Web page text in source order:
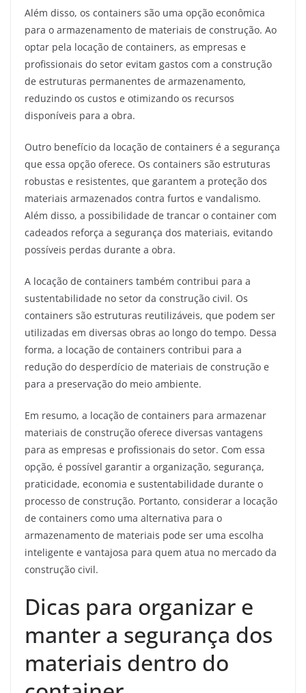
Além disso, os containers são uma opção econômica
para o armazenamento de materiais de construção. Ao
optar pela locação de containers, as empresas e
profissionais do setor evitam gastos com a construção
de estruturas permanentes de armazenamento,
reduzindo os custos e otimizando os recursos
disponíveis para a obra.
Outro benefício da locação de containers é a segurança
que essa opção oferece. Os containers são estruturas
robustas e resistentes, que garantem a proteção dos
materiais armazenados contra furtos e vandalismo.
Além disso, a possibilidade de trancar o container com
cadeados reforça a segurança dos materiais, evitando
possíveis perdas durante a obra.
A locação de containers também contribui para a
sustentabilidade no setor da construção civil. Os
containers são estruturas reutilizáveis, que podem ser
utilizadas em diversas obras ao longo do tempo. Dessa
forma, a locação de containers contribui para a
redução do desperdício de materiais de construção e
para a preservação do meio ambiente.
Em resumo, a locação de containers para armazenar
materiais de construção oferece diversas vantagens
para as empresas e profissionais do setor. Com essa
opção, é possível garantir a organização, segurança,
praticidade, economia e sustentabilidade durante o
processo de construção. Portanto, considerar a locação
de containers como uma alternativa para o
armazenamento de materiais pode ser uma escolha
inteligente e vantajosa para quem atua no mercado da
construção civil.
Dicas para organizar e
manter a segurança dos
materiais dentro do